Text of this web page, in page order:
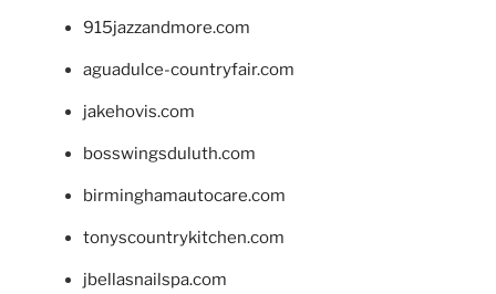
915jazzandmore.com
aguadulce-countryfair.com
jakehovis.com
bosswingsduluth.com
birminghamautocare.com
tonyscountrykitchen.com
jbellasnailspa.com